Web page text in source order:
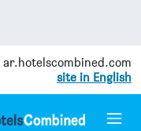
ar.hotelscombined.com
site in English